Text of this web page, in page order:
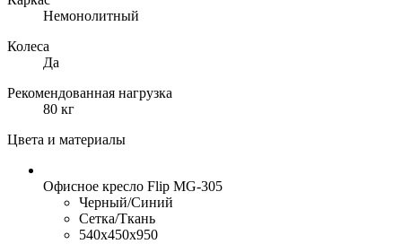
Немонолитный
Колеса
Да
Рекомендованная нагрузка
80 кг
Цвета и материалы
Офисное кресло Flip MG-305
Черный/Синий
Сетка/Ткань
540x450x950